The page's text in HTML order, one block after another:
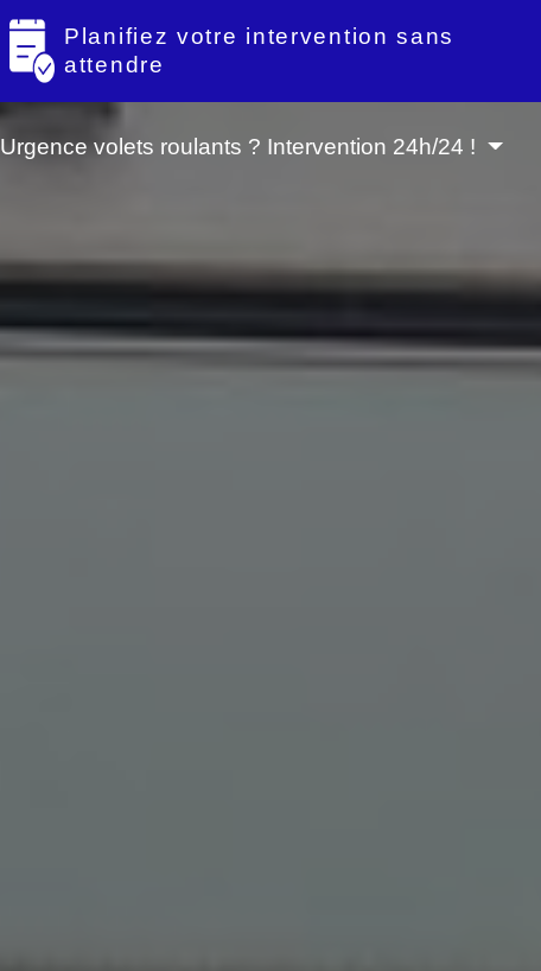
Planifiez votre intervention sans
attendre
Urgence volets roulants ? Intervention 24h/24 !